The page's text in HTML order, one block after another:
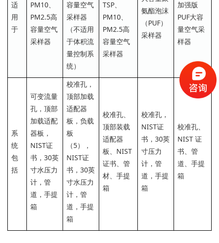
适
用
于
PM10、
PM2.5高
容量空气
采样器
容量空气
采样器
（不适用
于体积流
量控制系
统）
TSP、
PM10、
PM2.5高
容量空气
采样器
氨酯泡沫
（PUF）
采样器
加强版
PUF大容
量空气采
样器
系
统
包
括
可变流量
孔，顶部
加载适配
器板，
NIST证
书，30英
寸水压力
计，管
道，手提
箱
校准孔，
顶部加载
适配器
板，负载
板
（5），
NIST证
书，30英
寸水压力
计，管
道，手提
箱
校准孔、
顶部装载
适配器
板、NIST
证书、管
材、手提
箱
校准孔，
NIST证
书，30英
寸压力
计，管
道，手提
箱
校准孔、
NIST 证
书、管
道、手提
箱